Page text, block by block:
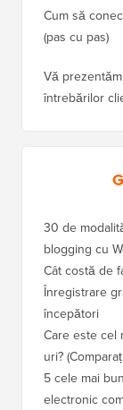
Cum să
(pas cu pas)
Vă
întrebărilor
30 de
blogging cu
Cât costă de
Înregistrare
începători
Care este cel
uri?
5 cele mai
electronic